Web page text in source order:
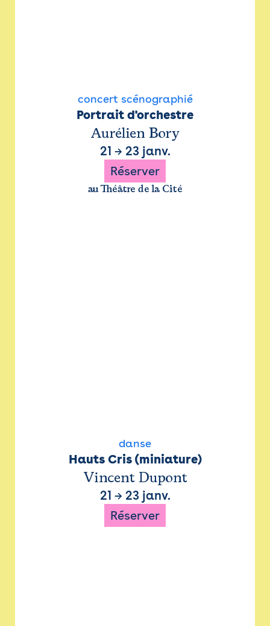
concert scénographié
Portrait d'orchestre
Aurélien Bory
21 → 23 janv.
Réserver
au Théâtre de la Cité
danse
Hauts Cris (miniature)
Vincent Dupont
21 → 23 janv.
Réserver